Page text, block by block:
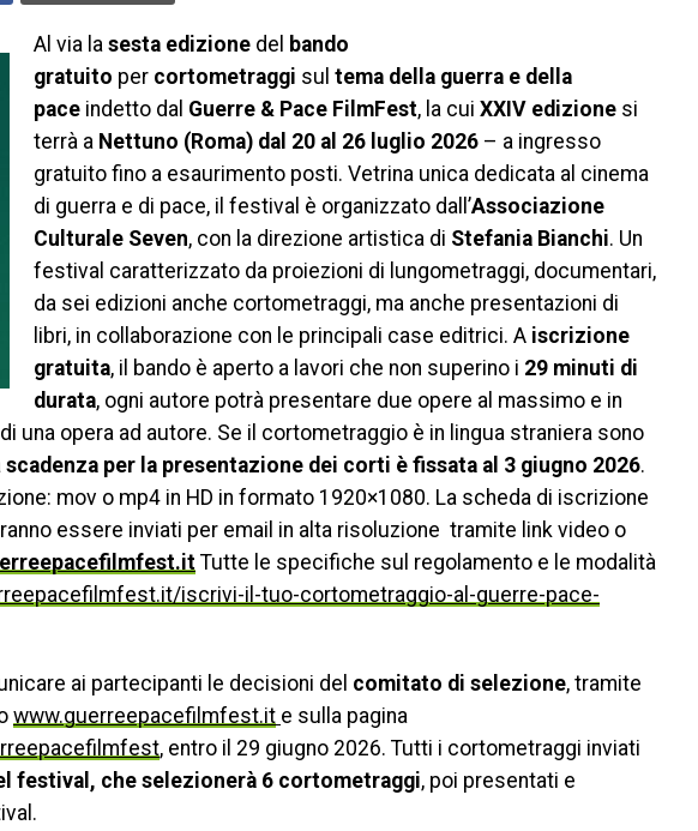
Al via la sesta edizione del bando
gratuito per cortometraggi sul tema della guerra e della
pace indetto dal Guerre & Pace FilmFest, la cui XXIV edizione si
terrà a Nettuno (Roma) dal 20 al 26 luglio 2026 – a ingresso
gratuito fino a esaurimento posti. Vetrina unica dedicata al cinema
di guerra e di pace, il festival è organizzato dall’Associazione
Culturale Seven, con la direzione artistica di Stefania Bianchi. Un
festival caratterizzato da proiezioni di lungometraggi, documentari,
da sei edizioni anche cortometraggi, ma anche presentazioni di
libri, in collaborazione con le principali case editrici. A iscrizione
gratuita, il bando è aperto a lavori che non superino i 29 minuti di
durata, ogni autore potrà presentare due opere al massimo e in
una opera ad autore. Se il cortometraggio è in lingua straniera sono
scadenza per la presentazione dei corti è fissata al 3 giugno 2026.
mov o mp4 in HD in formato 1920×1080. La scheda di iscrizione
essere inviati per email in alta risoluzione tramite link video o
Tutte le specifiche sul regolamento e le modalità
iscrivi-il-tuo-cortometraggio-al-guerre-pace-
ai partecipanti le decisioni del comitato di selezione, tramite
www.guerreepacefilmfest.it e sulla pagina
, entro il 29 giugno 2026. Tutti i cortometraggi inviati
festival, che selezionerà 6 cortometraggi, poi presentati e